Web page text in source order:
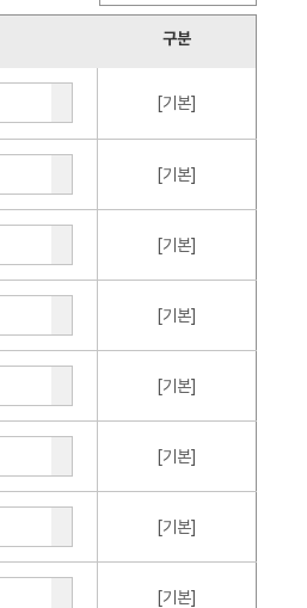
구분
[기본]
[기본]
[기본]
[기본]
[기본]
[기본]
[기본]
[기본]